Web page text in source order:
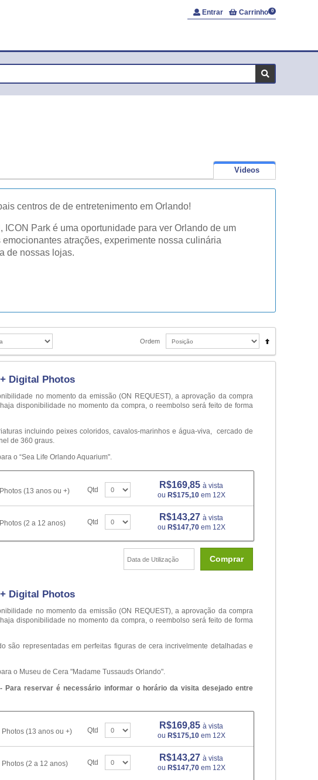
Entrar Carrinho 0
Videos
centros de de entretenimento em Orlando!
Park é uma oportunidade para ver Orlando de um
atrações, experimente nossa culinária
de nossas lojas.
Ordem
Digital Photos
no momento da emissão (ON REQUEST), a aprovação da compra
disponibilidade no momento da compra, o reembolso será feito de forma
incluindo peixes coloridos, cavalos-marinhos e água-viva, cercado de
de 360 graus.
o “Sea Life Orlando Aquarium".
(13 anos ou +) Qtd R$169,85à vista
ou R$175,10em 12X
(2 a 12 anos) Qtd R$143,27à vista
ou R$147,70em 12X
Comprar
Digital Photos
no momento da emissão (ON REQUEST), a aprovação da compra
disponibilidade no momento da compra, o reembolso será feito de forma
são representadas em perfeitas figuras de cera incrivelmente detalhadas e
o Museu de Cera "Madame Tussauds Orlando".
Para reservar é necessário informar o horário da visita desejado entre
(13 anos ou +) Qtd R$169,85à vista
ou R$175,10em 12X
(2 a 12 anos) Qtd R$143,27à vista
ou R$147,70em 12X